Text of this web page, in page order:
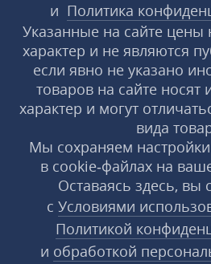
и Политика
Указанные на сайте цены
характер и не являются
если явно не указано
товаров на сайте носят
характер и могут
вида
Мы сохраняем
в cookie‑файлах на
Оставаясь здесь, вы
с Условиями
Политикой
и обработкой